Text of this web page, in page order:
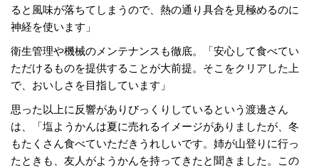
ると風味が落ちてしまうので、熱の通り具合を見極めるのに
神経を使います」
衛生管理や機械のメンテナンスも徹底。「安心して食べてい
ただけるものを提供することが大前提。そこをクリアした上
で、おいしさを目指しています」
思った以上に反響がありびっくりしているという渡邊さん
は、「塩ようかんは夏に売れるイメージがありましたが、冬
もたくさん食べていただきうれしいです。姉が山登りに行っ
たときも、友人がようかんを持ってきたと聞きました。この